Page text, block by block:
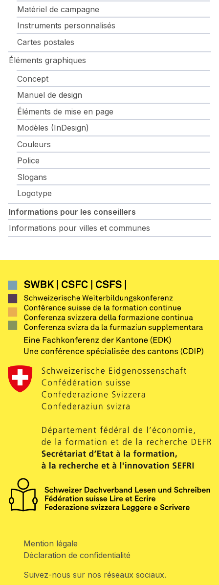
Matériel de campagne
Instruments personnalisés
Cartes postales
Éléments graphiques
Concept
Manuel de design
Éléments de mise en page
Modèles (InDesign)
Couleurs
Police
Slogans
Logotype
Informations pour les conseillers
Informations pour villes et communes
Mention légale
Déclaration de confidentialité
Suivez-nous sur nos réseaux sociaux.